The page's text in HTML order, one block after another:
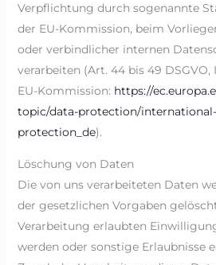
Verpflichtung durch sogenannte
der EU-Kommission, beim
oder verbindlicher internen
verarbeiten (Art. 44 bis 49
EU-Kommission: https://
topic/data-protection/
protection_de).
Löschung von Daten
Die von uns verarbeiteten Daten
der gesetzlichen Vorgaben
Verarbeitung erlaubten
werden oder sonstige Erlaubnisse